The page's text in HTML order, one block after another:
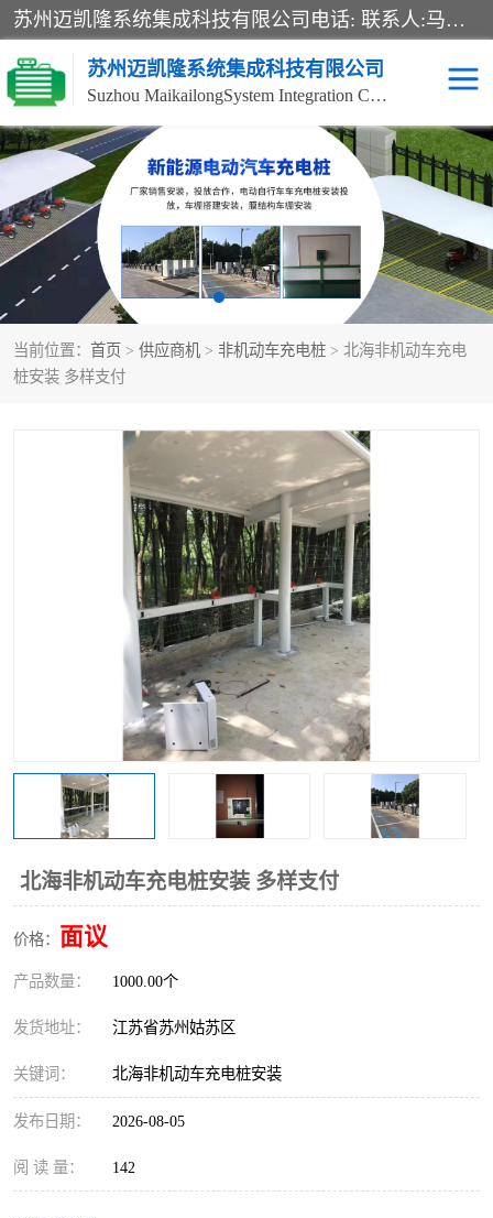
苏州迈凯隆系统集成科技有限公司电话: 联系人:马杰森 销售安装视频监控、报警系统、电话交换机、门禁考勤、巡更系统、呼叫对讲系统、停车场道闸、智能家居、广播系统、综合布线、办公设备、电子商务软件、网络工程、酒店门锁系列 系统集成、VOD视频点播、LED显示屏、节能产品、USP电源、收银机等弱电及智能化项目。
苏州迈凯隆系统集成科技有限公司
Suzhou MaikailongSystem Integration Co., Ltd.
当前位置： 首页 > 供应商机 > 非机动车充电桩 > 北海非机动车充电
桩安装 多样支付
北海非机动车充电桩安装 多样支付
价格： 面议
产品数量： 1000.00个
发货地址： 江苏省苏州姑苏区
关键词： 北海非机动车充电桩安装
发布日期： 2026-08-05
阅 读 量： 142
非机动车充电桩 电瓶车充电桩
电动自行车充电桩 两轮电动车充电桩
充电桩